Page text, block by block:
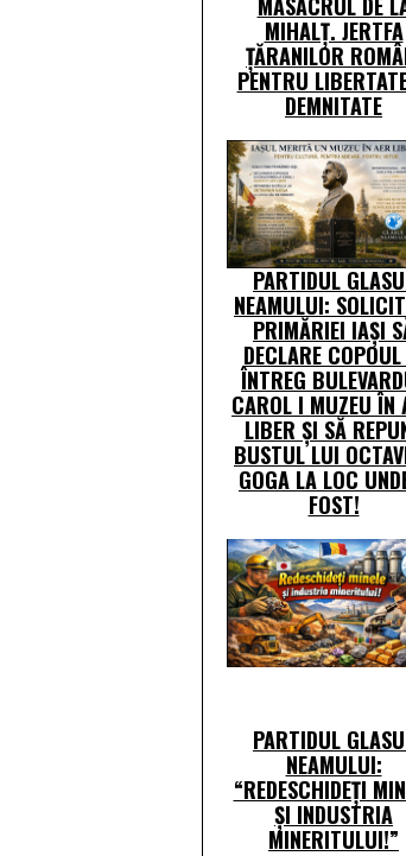
MIHALȚ. JERTFA
ȚĂRANILOR
PENTRU
DEMNITATE
PARTIDUL
NEAMULUI:
PRIMĂRIEI IAȘI
DECLARE
ÎNTREG
CAROL I MUZEU ÎN
LIBER ȘI SĂ
BUSTUL LUI
GOGA LA LOC
FOST!
PARTIDUL
NEAMULUI:
“REDESCHIDEȚI
ȘI INDUSTRIA
MINERITULUI!”